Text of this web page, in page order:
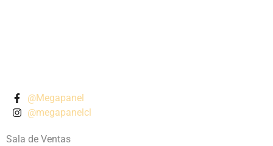
@Megapanel
@megapanelcl
Sala de Ventas